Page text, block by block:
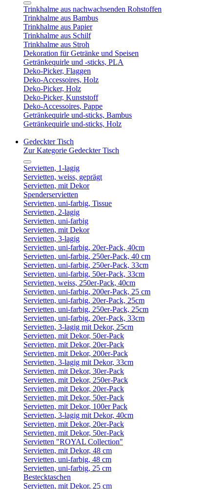
Trinkhalme aus nachwachsenden Rohstoffen
Trinkhalme aus Bambus
Trinkhalme aus Papier
Trinkhalme aus Schilf
Trinkhalme aus Stroh
Dekoration für Getränke und Speisen
Getränkequirle und -sticks, PLA
Deko-Picker, Flaggen
Deko-Accessoires, Holz
Deko-Picker, Holz
Deko-Picker, Kunststoff
Deko-Accessoires, Pappe
Getränkequirle und-sticks, Bambus
Getränkequirle und-sticks, Holz
Gedeckter Tisch
Zur Kategorie Gedeckter Tisch
Servietten, 1-lagig
Servietten, weiss, geprägt
Servietten, mit Dekor
Spenderservietten
Servietten, uni-farbig, Tissue
Servietten, 2-lagig
Servietten, uni-farbig
Servietten, mit Dekor
Servietten, 3-lagig
Servietten, uni-farbig, 20er-Pack, 40cm
Servietten, uni-farbig, 250er-Pack, 40 cm
Servietten, uni-farbig, 250er-Pack, 33cm
Servietten, uni-farbig, 50er-Pack, 33cm
Servietten, weiss, 250er-Pack, 40cm
Servietten, uni-farbig, 200er-Pack, 25 cm
Servietten, uni-farbig, 20er-Pack, 25cm
Servietten, uni-farbig, 250er-Pack, 25cm
Servietten, uni-farbig, 20er-Pack, 33cm
Servietten, 3-lagig mit Dekor, 25cm
Servietten, mit Dekor, 50er-Pack
Servietten, mit Dekor, 20er-Pack
Servietten, mit Dekor, 200er-Pack
Servietten, 3-lagig mit Dekor, 33cm
Servietten, mit Dekor, 30er-Pack
Servietten, mit Dekor, 250er-Pack
Servietten, mit Dekor, 20er-Pack
Servietten, mit Dekor, 50er-Pack
Servietten, mit Dekor, 100er Pack
Servietten, 3-lagig mit Dekor, 40cm
Servietten, mit Dekor, 20er-Pack
Servietten, mit Dekor, 50er-Pack
Servietten "ROYAL Collection"
Servietten, mit Dekor, 48 cm
Servietten, uni-farbig, 48 cm
Servietten, uni-farbig, 25 cm
Bestecktaschen
Servietten, mit Dekor, 25 cm